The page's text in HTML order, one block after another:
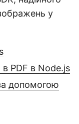
у
PDF в Node.js
допомогою